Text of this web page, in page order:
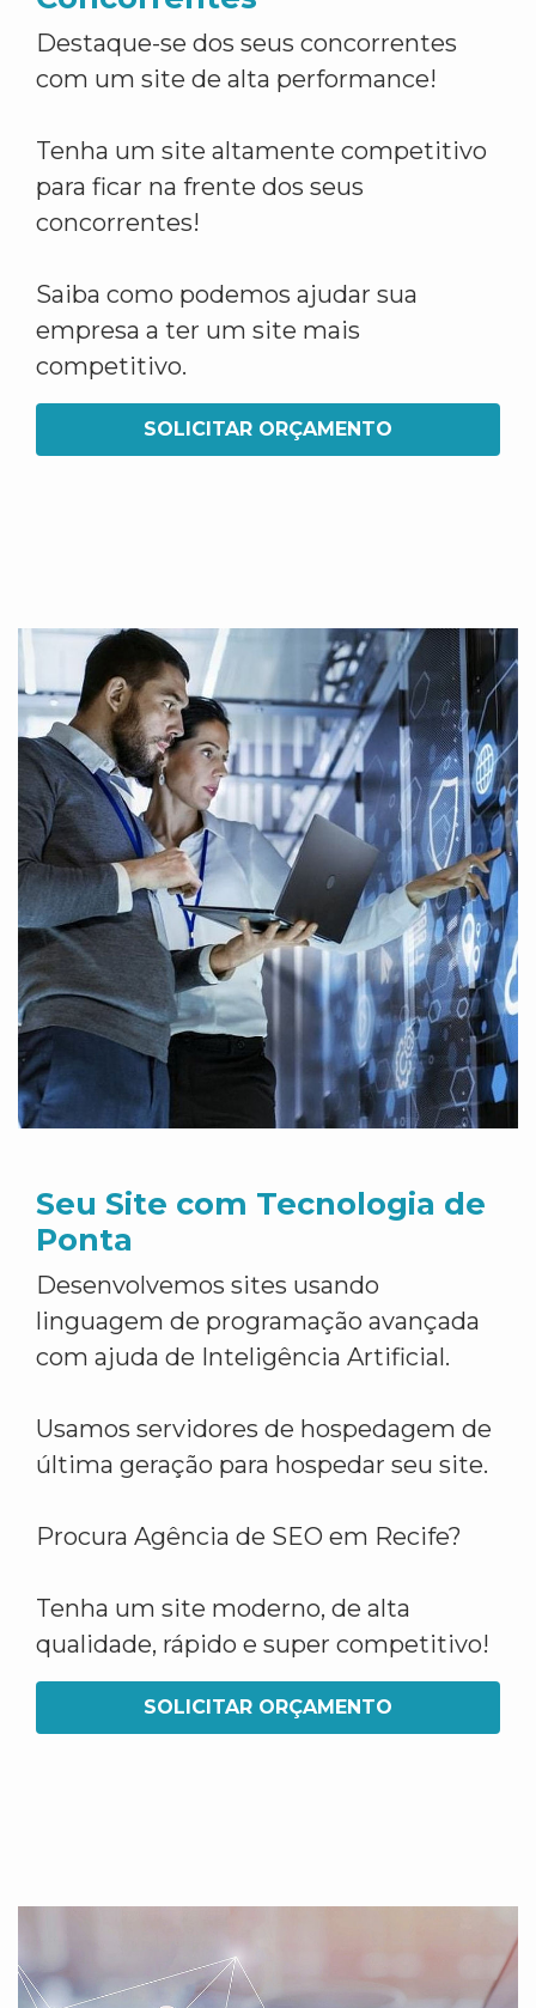
Destaque-se dos seus concorrentes
com um site de alta performance!
Tenha um site altamente competitivo
para ficar na frente dos seus
concorrentes!
Saiba como podemos ajudar sua
empresa a ter um site mais
competitivo.
SOLICITAR ORÇAMENTO
Seu Site com Tecnologia de
Ponta
Desenvolvemos sites usando
linguagem de programação avançada
com ajuda de Inteligência Artificial.
Usamos servidores de hospedagem de
última geração para hospedar seu site.
Procura Agência de SEO em Recife?
Tenha um site moderno, de alta
qualidade, rápido e super competitivo!
SOLICITAR ORÇAMENTO